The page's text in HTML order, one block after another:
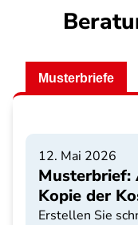
Musterbriefe
12. Mai 2026
Musterbrief:
Kopie der
Erstellen Sie